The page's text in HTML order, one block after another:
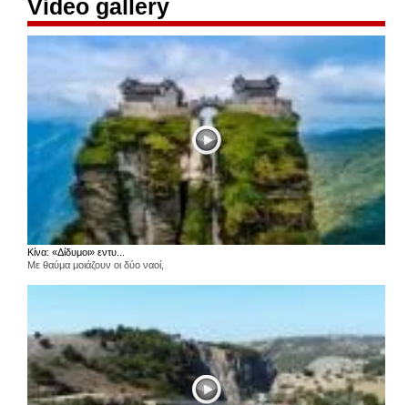
Video gallery
Κίνα: «Δίδυμοι» εντυ...
Με θαύμα μοιάζουν οι δύο ναοί,